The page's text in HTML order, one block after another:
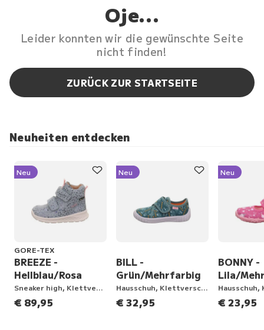
Oje...
Leider konnten wir die gewünschte Seite
nicht finden!
ZURÜCK ZUR STARTSEITE
Neuheiten entdecken
Neu
GORE-TEX
BREEZE -
Hellblau/Rosa
Sneaker high, Klettverschluss
€ 89,95
Neu
BILL -
Grün/Mehrfarbig
Hausschuh, Klettverschluss
€ 32,95
Neu
BONNY -
Lila/
€ 23,95